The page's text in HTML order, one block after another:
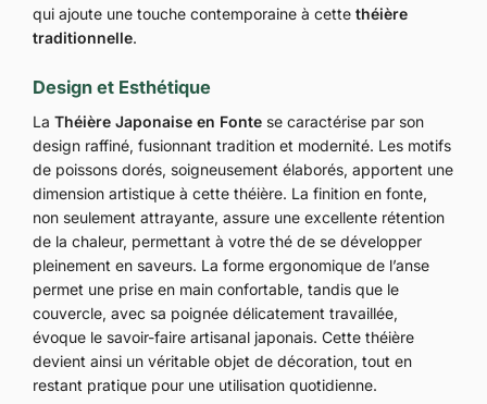
qui ajoute une touche contemporaine à cette théière
traditionnelle.
Design et Esthétique
La Théière Japonaise en Fonte se caractérise par son
design raffiné, fusionnant tradition et modernité. Les motifs
de poissons dorés, soigneusement élaborés, apportent une
dimension artistique à cette théière. La finition en fonte,
non seulement attrayante, assure une excellente rétention
de la chaleur, permettant à votre thé de se développer
pleinement en saveurs. La forme ergonomique de l’anse
permet une prise en main confortable, tandis que le
couvercle, avec sa poignée délicatement travaillée,
évoque le savoir-faire artisanal japonais. Cette théière
devient ainsi un véritable objet de décoration, tout en
restant pratique pour une utilisation quotidienne.